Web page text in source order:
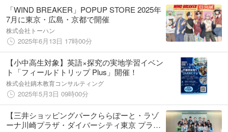
「WIND BREAKER」POPUP STORE 2025年
7月に東京・広島・京都で開催
株式会社トーハン
2025年6月13日 17時00分
【小中高生対象】英語×探究の実地学習イベン
ト「フィールドトリップ Plus」開催！
株式会社鏑木教育コンサルティング
2025年5月3日 09時00分
【三井ショッピングパークららぽーと・ラゾ
ーナ川崎プラザ・ダイバーシティ東京 プラザ